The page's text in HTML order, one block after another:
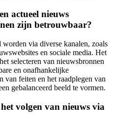
actueel nieuws
zijn betrouwbaar?
via diverse kanalen, zoals
en sociale media. Het
selecteren van nieuwsbronnen
en onafhankelijke
van feiten en het raadplegen van
gebalanceerd beeld te vormen.
volgen van nieuws via